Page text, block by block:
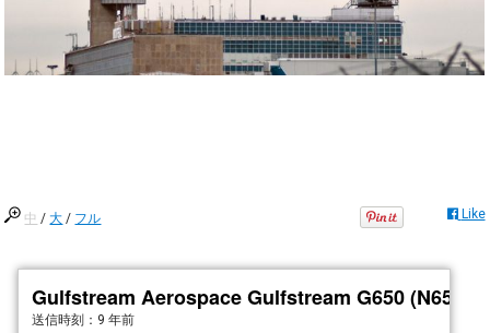
中 /大 / フル Like
Gulfstream Aerospace Gulfstream G650
送信時刻： 9 年前